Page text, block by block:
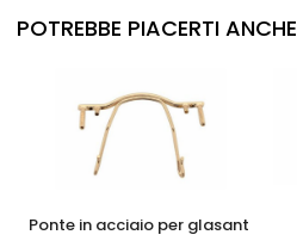
POTREBBE PIACERTI ANCHE
Ponte in acciaio per glasant